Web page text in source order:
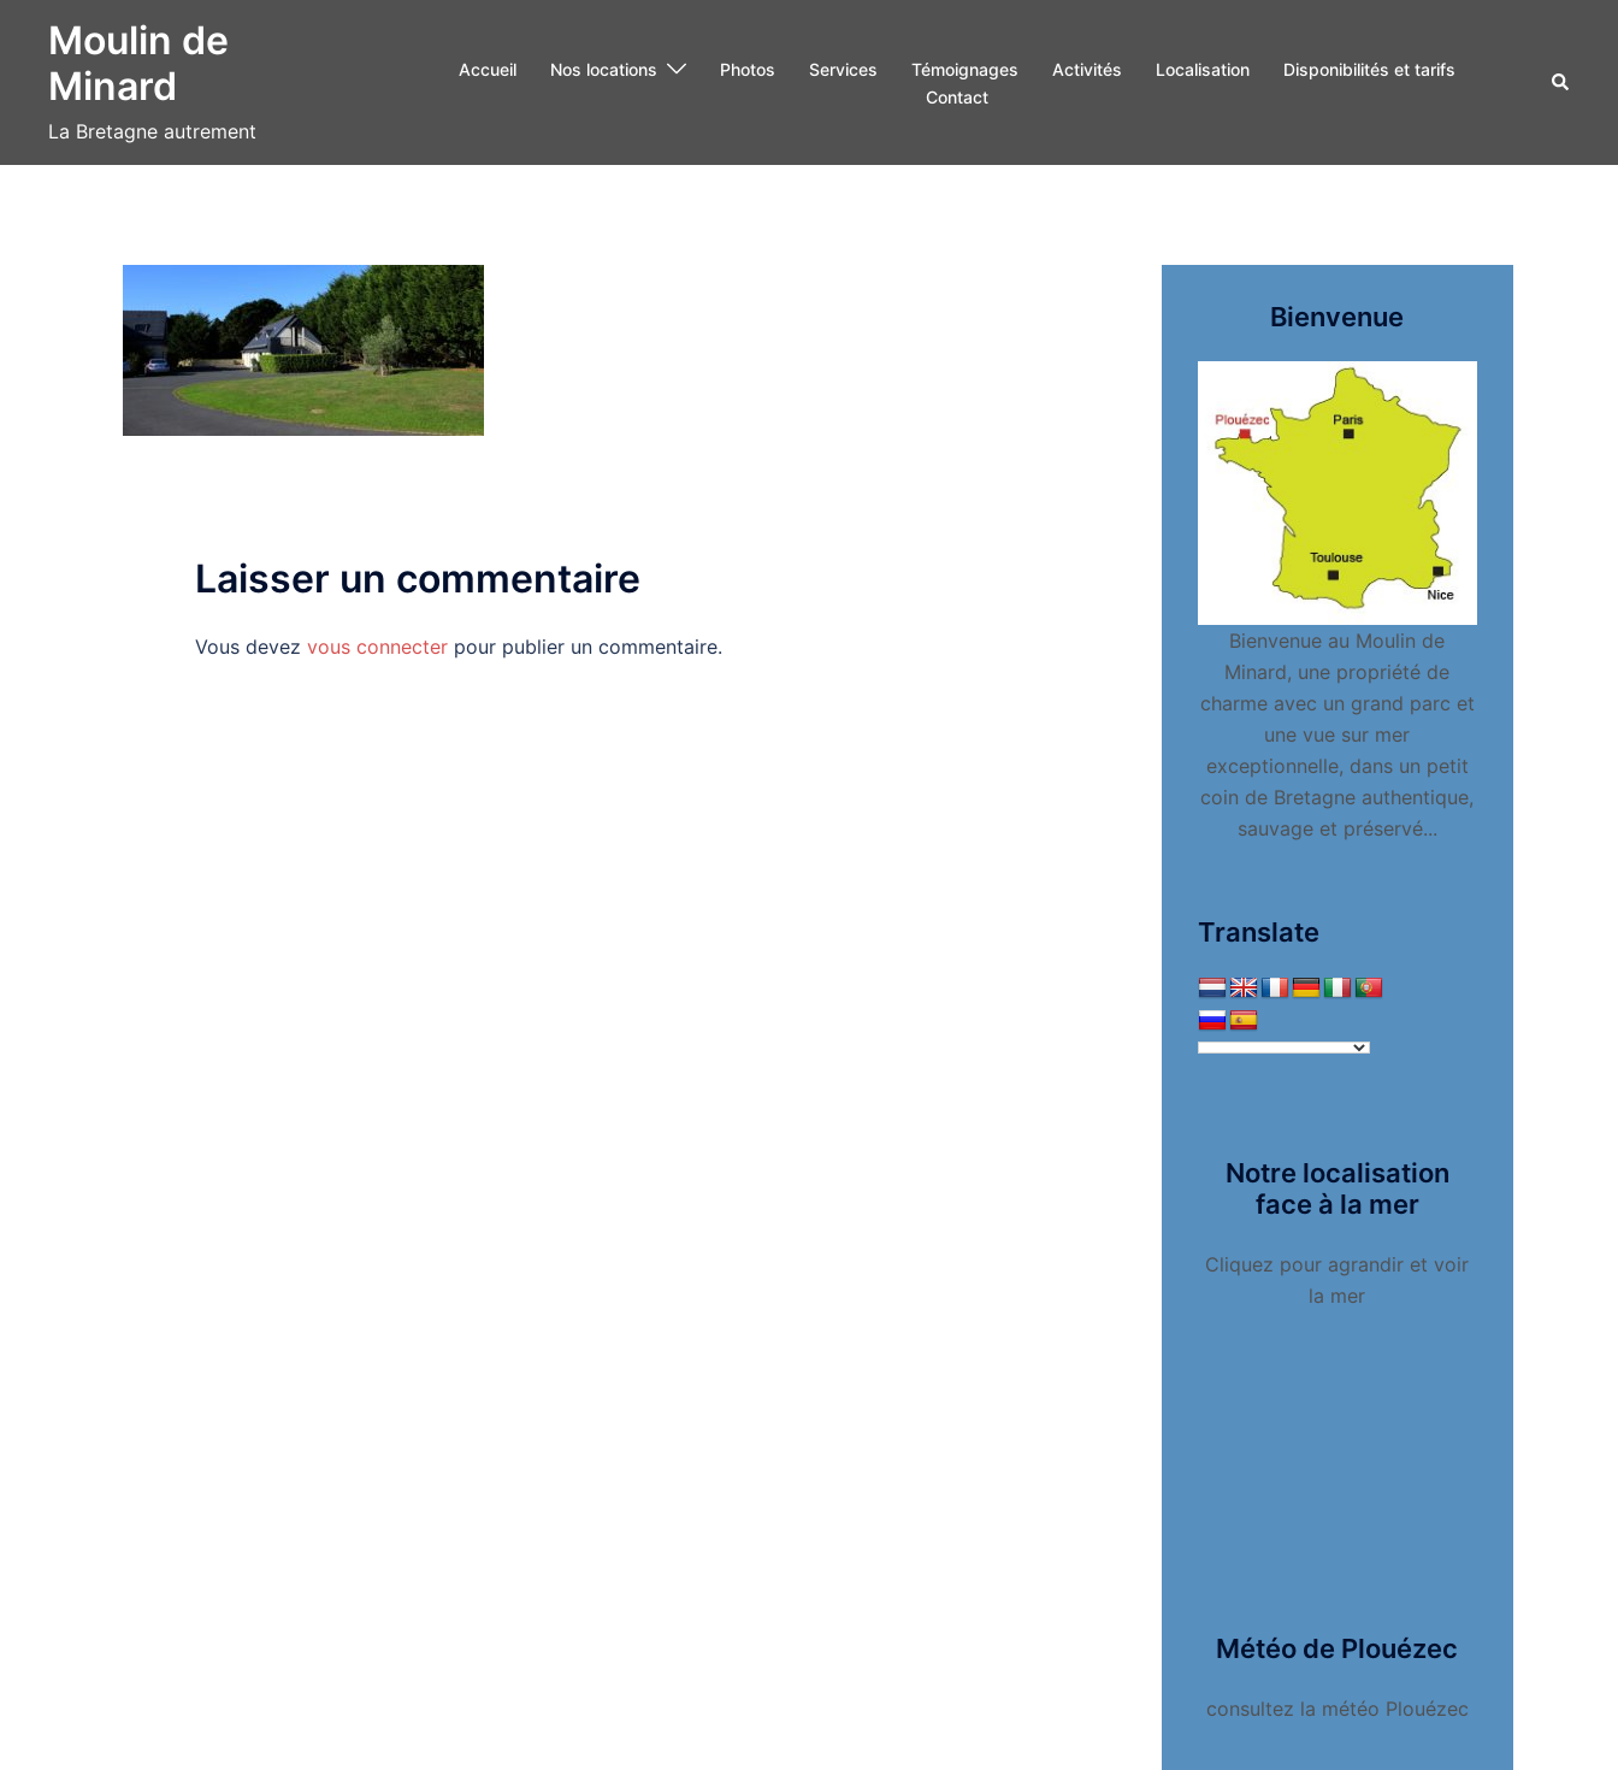
contenu
Moulin de
Minard
La Bretagne autrement
Accueil Nos locations Photos Services Témoignages Activités Localisation
Disponibilités et tarifs
Contact
Laisser un commentaire
Vous devez vous connecter pour publier un commentaire.
Bienvenue
Bienvenue au Moulin de
Minard, une propriété de
charme avec un grand parc et
une vue sur mer
exceptionnelle, dans un petit
coin de Bretagne authentique,
sauvage et préservé...
Translate
Notre localisation
face à la mer
Cliquez pour agrandir et voir
la mer
Météo de Plouézec
consultez la météo Plouézec